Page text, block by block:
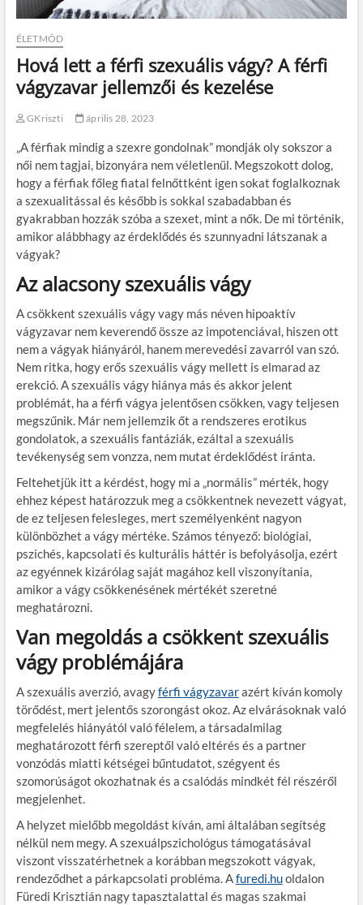
ÉLETMÓD
Hová lett a férfi szexuális vágy? A férfi
vágyzavar jellemzői és kezelése
GKriszti április 28, 2023
„A férfiak mindig a szexre gondolnak” mondják oly sokszor a
női nem tagjai, bizonyára nem véletlenül. Megszokott dolog,
hogy a férfiak főleg fiatal felnőttként igen sokat foglalkoznak
a szexualitással és később is sokkal szabadabban és
gyakrabban hozzák szóba a szexet, mint a nők. De mi történik,
amikor alábbhagy az érdeklődés és szunnyadni látszanak a
vágyak?
Az alacsony szexuális vágy
A csökkent szexuális vágy vagy más néven hipoaktív
vágyzavar nem keverendő össze az impotenciával, hiszen ott
nem a vágyak hiányáról, hanem merevedési zavarról van szó.
Nem ritka, hogy erős szexuális vágy mellett is elmarad az
erekció. A szexuális vágy hiánya más és akkor jelent
problémát, ha a férfi vágya jelentősen csökken, vagy teljesen
megszűnik. Már nem jellemzik őt a rendszeres erotikus
gondolatok, a szexuális fantáziák, ezáltal a szexuális
tevékenység sem vonzza, nem mutat érdeklődést iránta.
Feltehetjük itt a kérdést, hogy mi a „normális” mérték, hogy
ehhez képest határozzuk meg a csökkentnek nevezett vágyat,
de ez teljesen felesleges, mert személyenként nagyon
különbözhet a vágy mértéke. Számos tényező: biológiai,
pszichés, kapcsolati és kulturális háttér is befolyásolja, ezért
az egyénnek kizárólag saját magához kell viszonyítania,
amikor a vágy csökkenésének mértékét szeretné
meghatározni.
Van megoldás a csökkent szexuális
vágy problémájára
A szexuális averzió, avagyférfi vágyzavarazért kíván komoly
törődést, mert jelentős szorongást okoz. Az elvárásoknak való
megfelelés hiányától való félelem, a társadalmilag
meghatározott férfi szereptől való eltérés és a partner
vonzódás miatti kétségei bűntudatot, szégyent és
szomorúságot okozhatnak és a csalódás mindkét fél részéről
megjelenhet.
A helyzet mielőbb megoldást kíván, ami általában segítség
nélkül nem megy. A szexuálpszichológus támogatásával
viszont visszatérhetnek a korábban megszokott vágyak,
rendeződhet a párkapcsolati probléma. Afuredi.huoldalon
Füredi Krisztián nagy tapasztalattal és magas szakmai